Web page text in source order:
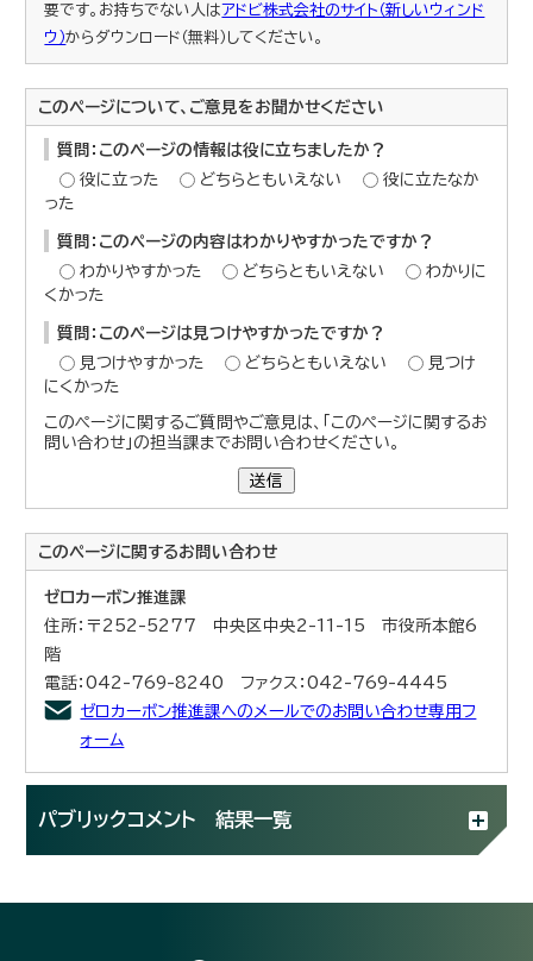
要です。お持ちでない人はアドビ株式会社のサイト（新しいウィンド
ウ）からダウンロード（無料）してください。
このページについて、ご意見をお聞かせください
質問：このページの情報は役に立ちましたか？
役に立った
どちらともいえない
役に立たなか
った
質問：このページの内容はわかりやすかったですか？
わかりやすかった
どちらともいえない
わかりに
くかった
質問：このページは見つけやすかったですか？
見つけやすかった
どちらともいえない
見つけ
にくかった
このページに関するご質問やご意見は、「このページに関するお
問い合わせ」の担当課までお問い合わせください。
送信
このページに関するお問い合わせ
ゼロカーボン推進課
住所：〒252-5277 中央区中央2-11-15 市役所本館6
階
電話：042-769-8240 ファクス：042-769-4445
ゼロカーボン推進課へのメールでのお問い合わせ専用フ
ォーム
パブリックコメント 結果一覧